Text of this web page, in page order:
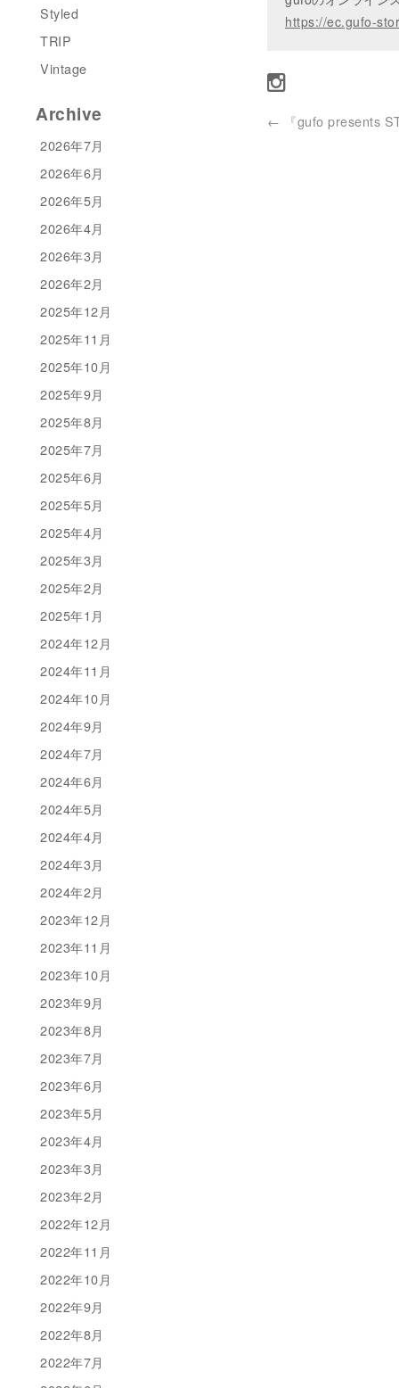
https://ec.gufo-
← 『gufo presents
Styled
TRIP
Vintage
Archive
2026年7月
2026年6月
2026年5月
2026年4月
2026年3月
2026年2月
2025年12月
2025年11月
2025年10月
2025年9月
2025年8月
2025年7月
2025年6月
2025年5月
2025年4月
2025年3月
2025年2月
2025年1月
2024年12月
2024年11月
2024年10月
2024年9月
2024年7月
2024年6月
2024年5月
2024年4月
2024年3月
2024年2月
2023年12月
2023年11月
2023年10月
2023年9月
2023年8月
2023年7月
2023年6月
2023年5月
2023年4月
2023年3月
2023年2月
2022年12月
2022年11月
2022年10月
2022年9月
2022年8月
2022年7月